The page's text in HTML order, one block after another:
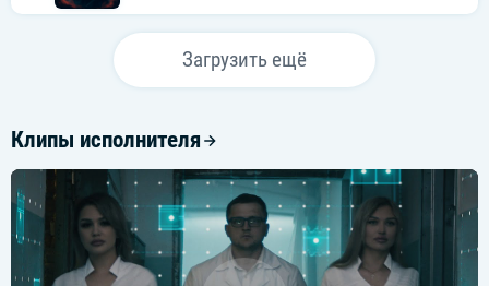
Загрузить ещё
Клипы исполнителя